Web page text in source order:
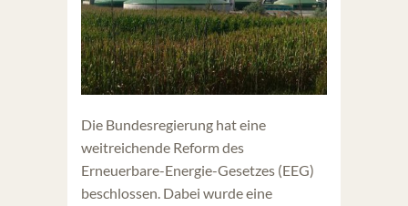
Die Bundesregierung hat eine
weitreichende Reform des
Erneuerbare-Energie-Gesetzes (EEG)
beschlossen. Dabei wurde eine